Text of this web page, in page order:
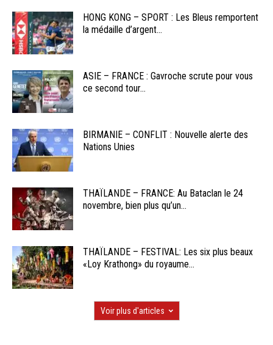
HONG KONG – SPORT : Les Bleus remportent
la médaille d’argent...
ASIE – FRANCE : Gavroche scrute pour vous
ce second tour...
BIRMANIE – CONFLIT : Nouvelle alerte des
Nations Unies
THAÏLANDE – FRANCE: Au Bataclan le 24
novembre, bien plus qu’un...
THAÏLANDE – FESTIVAL: Les six plus beaux
«Loy Krathong» du royaume...
Voir plus d'articles